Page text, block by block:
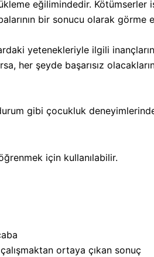
eğilimindedir.
bir sonucu olarak
yetenekleriyle ilgili
her şeyde başarısız
gibi çocukluk
için kullanılabilir.
ortaya çıkan sonuç